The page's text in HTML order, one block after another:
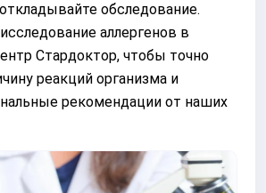
обследование.
аллергенов в
Стардоктор, чтобы точно
реакций организма и
рекомендации от наших